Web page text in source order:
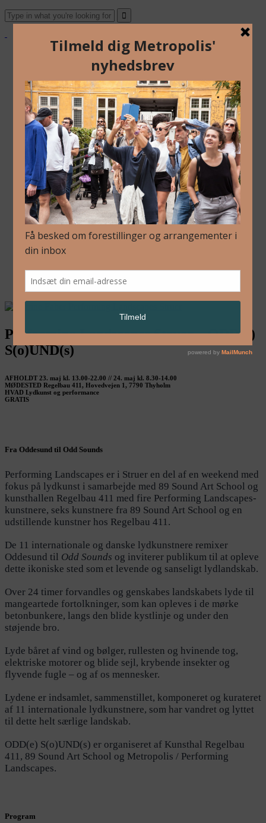
Blog
Arkiv
Nyhedsbrev
Kalender
Kontakt
Dansk
English
Om Os
Blog
Arkiv
Kalender
Kontakt
English
Performing Landscapes Struer – ODD(e)
S(o)UND(s)
AFHOLDT 23. maj kl. 13.00-22.00 // 24. maj kl. 8.30-14.00
MØDESTED Regelbau 411, Hovedvejen 1, 7790 Thyholm
HVAD Lydkunst og performance
GRATIS
Fra Oddesund til Odd Sounds
Performing Landscapes er i Struer en del af en weekend med
fokus på lydkunst i samarbejde med 89 Sound Art School og
kunsthallen Regelbau 411 med fire Performing Landscapes-
kunstnere, seks kunstnere fra 89 Sound Art School og en
udstillende kunstner hos Regelbau 411.
De 11 internationale og danske lydkunstnere remixer
Oddesund til Odd Sounds og inviterer publikum til at opleve
dette ikoniske sted som et levende og sanseligt lydlandskab.
Over 24 timer forvandles og genskabes landskabets lyde til
mangeartede fortolkninger, som kan opleves i de mørke
betonbunkere, langs den blide kystlinje og under den
støjende bro.
Lyde båret af vind og bølger, rullesten og hvinende tog,
elektriske motorer og blide sejl, krybende insekter og
flyvende fugle – og af os mennesker.
Lydene er indsamlet, sammenstillet, komponeret og kurateret
af 11 internationale lydkunstnere, som har vandret og lyttet
til dette helt særlige landskab.
ODD(e) S(o)UND(s) er organiseret af Kunsthal Regelbau
411, 89 Sound Art School og Metropolis / Performing
Landscapes.
Program